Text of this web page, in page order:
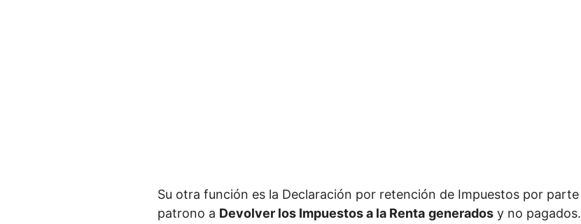
Su otra función es la Declaración por retención de Impuestos por
patrono a Devolver los Impuestos a la Renta generadosy no pagados.